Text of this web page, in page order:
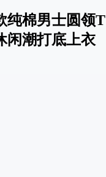
纯棉男士圆领T
闲潮打底上衣